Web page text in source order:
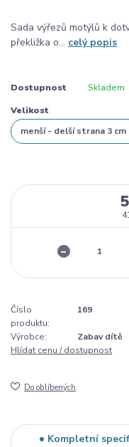
Sada výřezů motýlů k
překližka o... celý popis
Dostupnost Skladem
Velikost
Číslo
produktu:
169
Výrobce:
Zabav dítě
Hlídat cenu / dostupnost
Do oblíbených
Kompletní